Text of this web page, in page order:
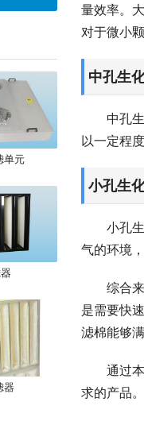
量效率。
对于微小
中孔生
中孔
以一定程
小孔生
小孔
气的环境
综合
是需要快
滤棉能够
通过
求的产品。
单元
器